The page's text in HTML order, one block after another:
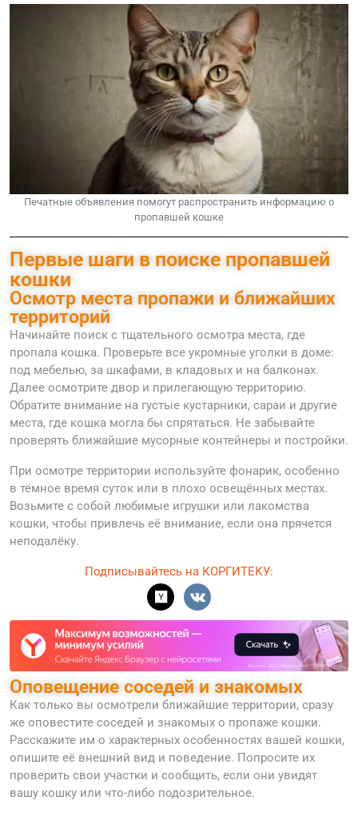
Печатные объявления помогут распространить информацию о
пропавшей кошке
Первые шаги в поиске пропавшей
кошки
Осмотр места пропажи и ближайших
территорий
Начинайте поиск с тщательного осмотра места, где
пропала кошка. Проверьте все укромные уголки в доме:
под мебелью, за шкафами, в кладовых и на балконах.
Далее осмотрите двор и прилегающую территорию.
Обратите внимание на густые кустарники, сараи и другие
места, где кошка могла бы спрятаться. Не забывайте
проверять ближайшие мусорные контейнеры и постройки.
При осмотре территории используйте фонарик, особенно
в тёмное время суток или в плохо освещённых местах.
Возьмите с собой любимые игрушки или лакомства
кошки, чтобы привлечь её внимание, если она прячется
неподалёку.
Подписывайтесь на КОРГИТЕКУ:
Оповещение соседей и знакомых
Как только вы осмотрели ближайшие территории, сразу
же оповестите соседей и знакомых о пропаже кошки.
Расскажите им о характерных особенностях вашей кошки,
опишите её внешний вид и поведение. Попросите их
проверить свои участки и сообщить, если они увидят
вашу кошку или что-либо подозрительное.